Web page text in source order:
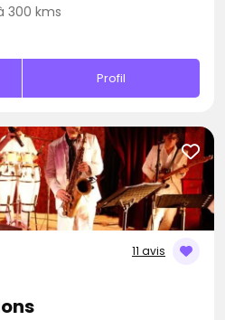
300 kms
Profil
11 avis